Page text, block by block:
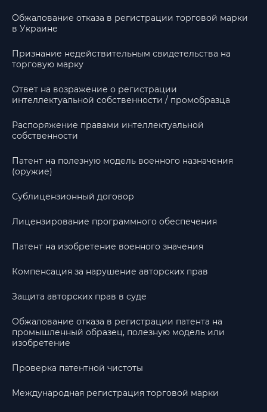
Обжалование отказа в регистрации торговой марки
в Украине
Признание недействительным свидетельства на
торговую марку
Ответ на возражение о регистрации
интеллектуальной собственности / промобразца
Распоряжение правами интеллектуальной
собственности
Патент на полезную модель военного назначения
(оружие)
Сублицензионный договор
Лицензирование программного обеспечения
Патент на изобретение военного значения
Компенсация за нарушение авторских прав
Защита авторских прав в суде
Обжалование отказа в регистрации патента на
промышленный образец, полезную модель или
изобретение
Проверка патентной чистоты
Международная регистрация торговой марки